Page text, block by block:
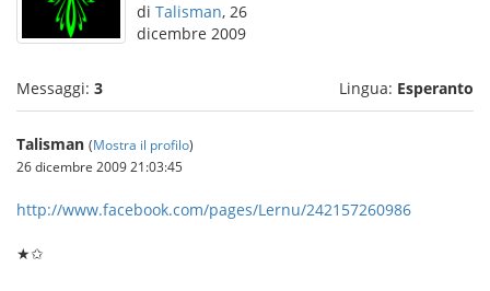
di Talisman, 26
dicembre 2009
Messaggi: 3 Lingua: Esperanto
Talisman (Mostra il profilo)
26 dicembre 2009 21:03:45
http://www.facebook.com/pages/Lernu/242157260986
★✩